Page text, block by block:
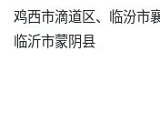
鸡西市滴道区、临汾市
临沂市蒙阴县